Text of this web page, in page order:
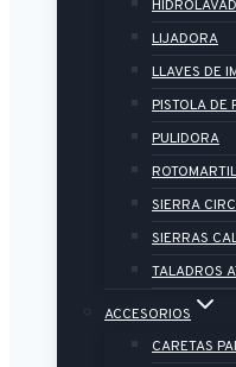
LIJADORA
LLAVES DE
PISTOLA DE
PULIDORA
SIERRA
SIERRAS
TALADROS
ACCESORIOS
CARETAS